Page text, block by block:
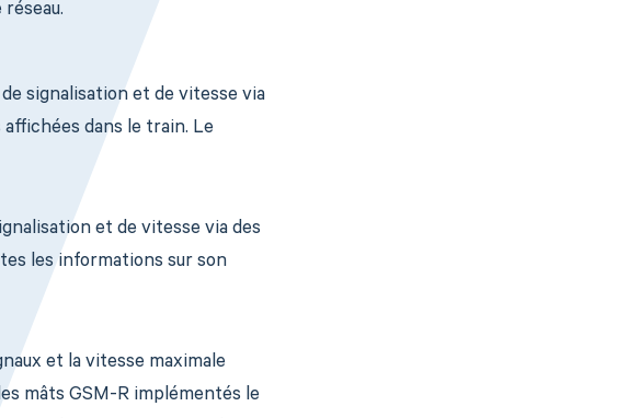
signalisation et de vitesse via
dans le train. Le
et de vitesse via des
les informations sur son
et la vitesse maximale
mâts GSM-R implémentés le